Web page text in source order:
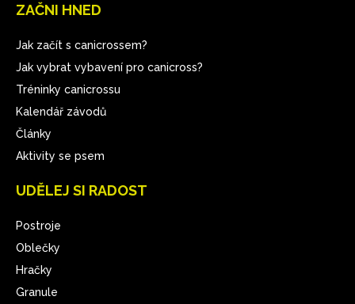
ZAČNI HNED
Jak začít s canicrossem?
Jak vybrat vybavení pro canicross?
Tréninky canicrossu
Kalendář závodů
Články
Aktivity se psem
UDĚLEJ SI RADOST
Postroje
Oblečky
Hračky
Granule